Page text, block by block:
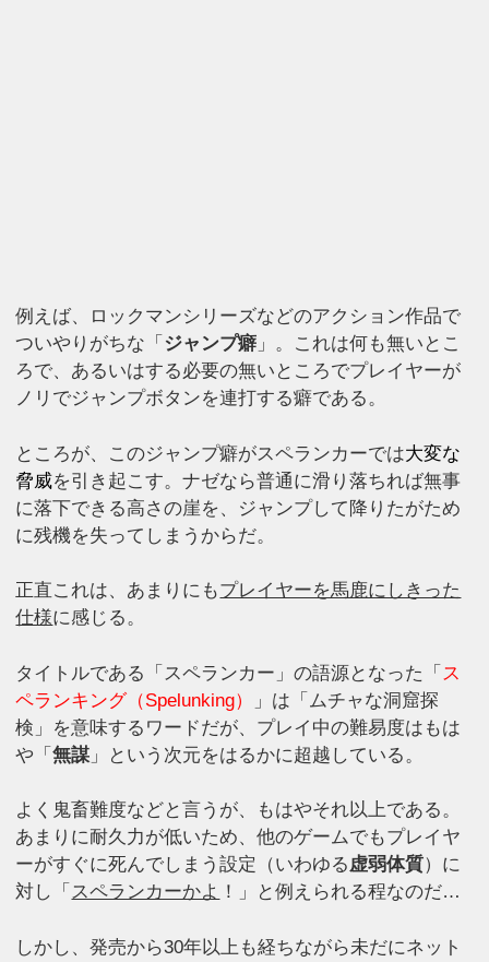
例えば、ロックマンシリーズなどのアクション作品で
ついやりがちな「 ジャンプ癖 」。これは何も無いとこ
ろで、あるいはする必要の無いところでプレイヤーが
ノリでジャンプボタンを連打する癖である。
ところが、このジャンプ癖がスペランカーでは大変な
脅威を引き起こす。ナゼなら普通に滑り落ちれば無事
に落下できる高さの崖を、ジャンプして降りたがため
に残機を失ってしまうからだ。
正直これは、あまりにもプレイヤーを馬鹿にしきった
仕様に感じる。
タイトルである「スペランカー」の語源となった「 ス
ペランキング（Spelunking）
」は「ムチャな洞窟探
検」を意味するワードだが、プレイ中の難易度はもは
や「無謀 」という次元をはるかに超越している。
よく鬼畜難度などと言うが、もはやそれ以上である。
あまりに耐久力が低いため、他のゲームでもプレイヤ
ーがすぐに死んでしまう設定（いわゆる虚弱体質）に
対し「 スペランカーかよ ！」と例えられる程なのだ…
しかし、発売から30年以上も経ちながら未だにネット